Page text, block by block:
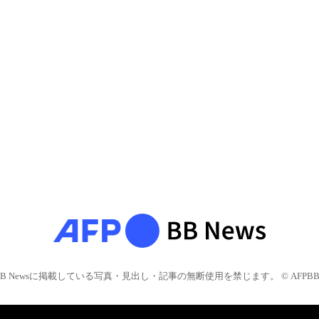
Newsに掲載している写真・見出し・記事の無断使用を禁じます。 © AFPBB